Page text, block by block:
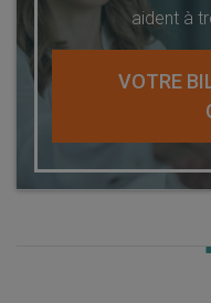
aident à
VOTRE